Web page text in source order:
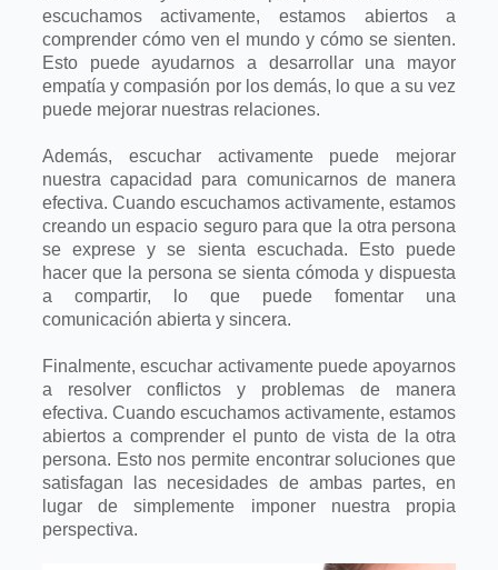
escuchamosactivamente, estamos abiertos a
comprender cómo ven el mundo y cómo sesienten.
Esto puede ayudarnos a desarrollar una mayor
empatía y compasión por los demás, lo que a su vez
puede mejorar nuestras relaciones.
Además, escuchar activamente puede mejorar
nuestra capacidad para comunicarnos de manera
efectiva. Cuando escuchamos activamente, estamos
creando unespacio seguro para que la otra persona
se exprese y se sienta escuchada. Esto puede
hacer que la persona se sienta cómoda y dispuesta
a compartir, lo que puede fomentar una
comunicación abierta y sincera.
Finalmente, escuchar activamente puede apoyarnos
a resolver conflictos y problemasde manera
efectiva. Cuando escuchamos activamente, estamos
abiertos acomprender el punto de vista de la otra
persona. Esto nos permite encontrarsoluciones que
satisfagan las necesidades de ambas partes, en
lugar desimplemente imponer nuestra propia
perspectiva.